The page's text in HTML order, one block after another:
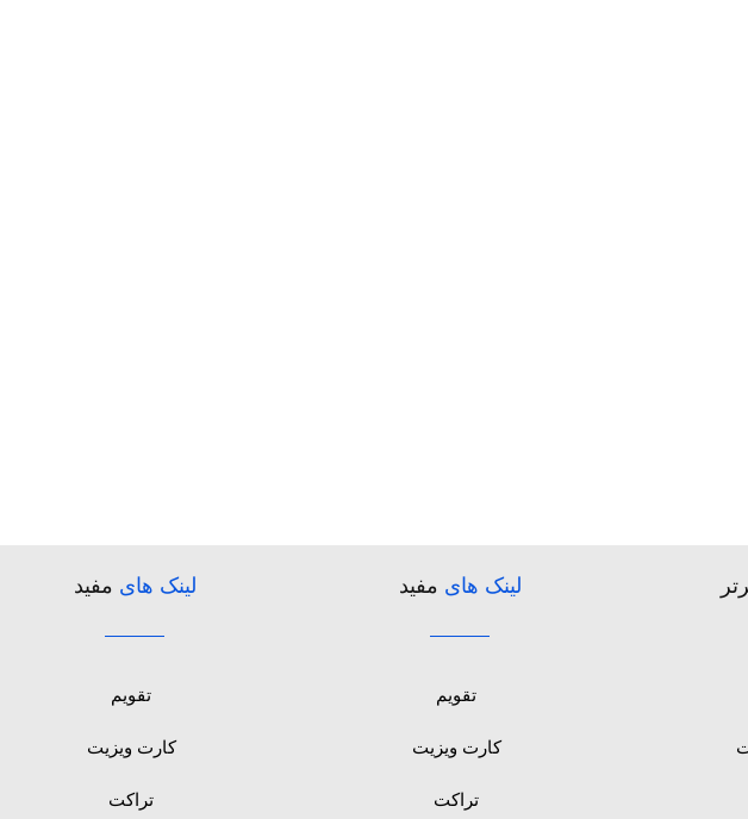
لینک های مفید
تقویم
کارت ویزیت
تراکت
لینک های مفید
تقویم
کارت ویزیت
تراکت